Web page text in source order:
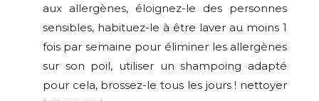
aux allergènes, éloignez-le des personnes
sensibles, habituez-le à être laver au moins 1
fois par semaine pour éliminer les allergènes
sur son poil, utiliser un shampoing adapté
pour cela, brossez-le tous les jours ! nettoyer